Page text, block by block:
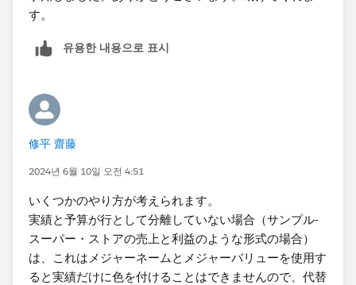
す。
유용한 내용으로 표시
修平 齋藤
2024년 6월 10일 오전 4:51
いくつかのやり方が考えられます。
実績と予算が行として分離していない場合（サンプル-
スーパー・ストアの売上と利益のような形式の場合）
は、これはメジャーネームとメジャーバリューを使用す
ると実績だけに色を付けることはできませんので、代替